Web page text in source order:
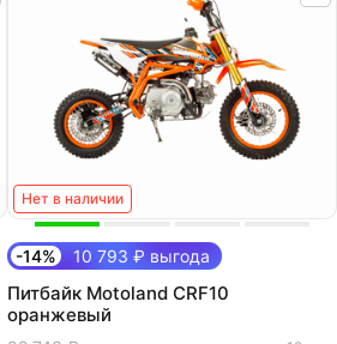
Нет в наличии
-14% 10 793 ₽ выгода
Питбайк Motoland CRF10
оранжевый